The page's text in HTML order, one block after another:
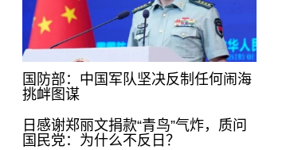
国防部：中国军队坚决反制任何闹海
挑衅图谋
日感谢郑丽文捐款“青鸟”气炸，质问
国民党：为什么不反日？